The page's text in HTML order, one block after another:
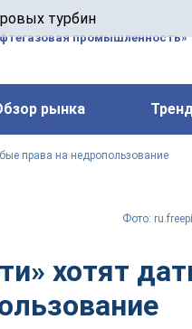
турбин
паровых турбин,
компрессоров,
промышленность»
рынка
права на недропользование
Фото:
хотят